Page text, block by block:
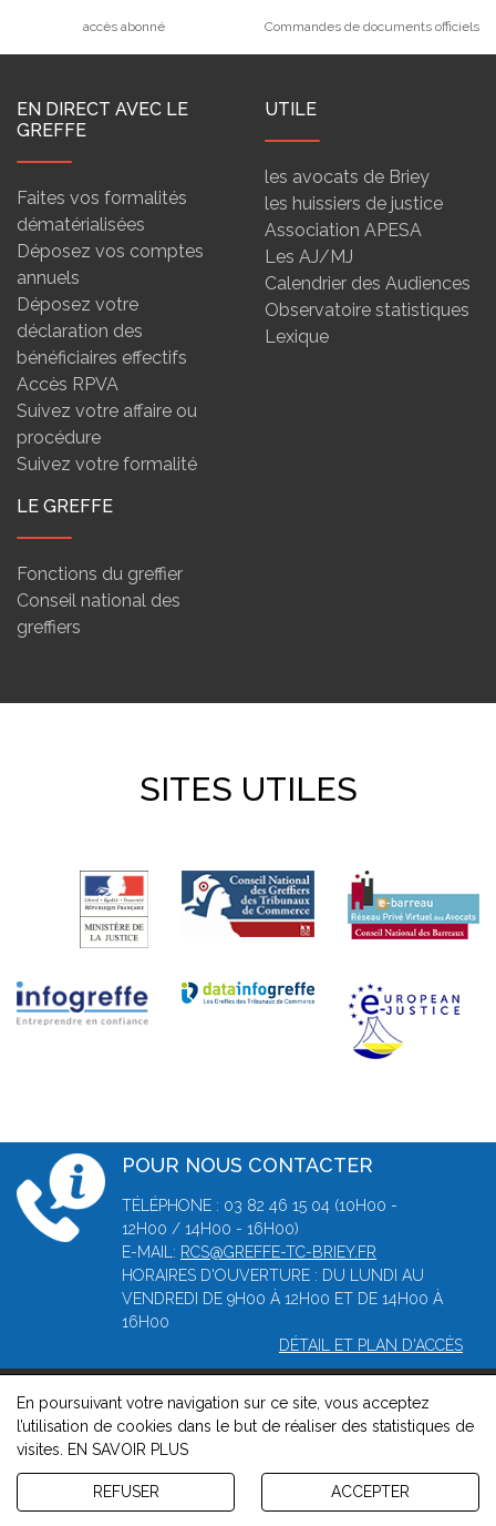
accès abonné Commandes de documents officiels
EN DIRECT AVEC LE
GREFFE
Faites vos formalités
dématérialisées
Déposez vos comptes
annuels
Déposez votre
déclaration des
bénéficiaires effectifs
Accès RPVA
Suivez votre affaire ou
procédure
Suivez votre formalité
UTILE
les avocats de Briey
les huissiers de justice
Association APESA
Les AJ/MJ
Calendrier des Audiences
Observatoire statistiques
Lexique
LE GREFFE
Fonctions du greffier
Conseil national des
greffiers
SITES UTILES
POUR NOUS CONTACTER
TÉLÉPHONE : 03 82 46 15 04 (10H00 -
12H00 / 14H00 - 16H00)
E-MAIL: RCS@GREFFE-TC-BRIEY.FR
HORAIRES D'OUVERTURE : DU LUNDI AU
VENDREDI DE 9H00 À 12H00 ET DE 14H00 À
16H00
DÉTAIL ET PLAN D'ACCÈS
© 2026, Greffe du tribunal de Commerce de Briey -Mentions
légales-Contact -Gestion des cookies -Politique de
confidentialité et de cookies
Version : 1.8.1
En poursuivant votre navigation sur ce site, vous acceptez
l’utilisation de cookies dans le but de réaliser des statistiques de
visites.
EN SAVOIR PLUS
REFUSER ACCEPTER